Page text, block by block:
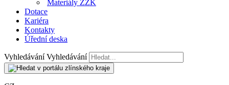
Materiály ZZK
Dotace
Kariéra
Kontakty
Úřední deska
Vyhledávání Vyhledávání